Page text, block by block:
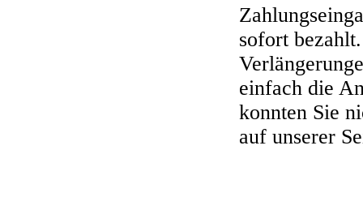
sofort
einfach die
konnten Sie
auf unserer